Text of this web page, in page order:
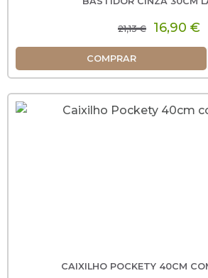
21,13 € 16,90 €
COMPRAR
CAIXILHO POCKETY 40CM